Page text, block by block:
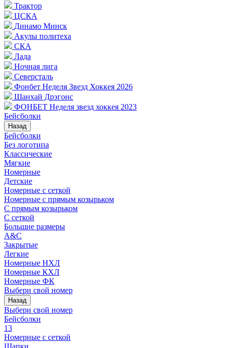
Трактор
ЦСКА
Динамо Минск
Акулы политеха
СКА
Лада
Ночная лига
Северсталь
Фонбет Неделя Звезд Хоккея 2026
Шанхай Дрэгонс
ФОНБЕТ Неделя звезд хоккея 2023
Бейсболки
Назад
Бейсболки
Без логотипа
Классические
Мягкие
Номерные
Детские
Номерные с сеткой
Номерные с прямым козырьком
С прямым козырьком
С сеткой
Большие размеры
A&C
Закрытые
Легкие
Номерные НХЛ
Номерные КХЛ
Номерные ФК
Выбери свой номер
Назад
Выбери свой номер
Бейсболки
13
Номерные с сеткой
Шапки